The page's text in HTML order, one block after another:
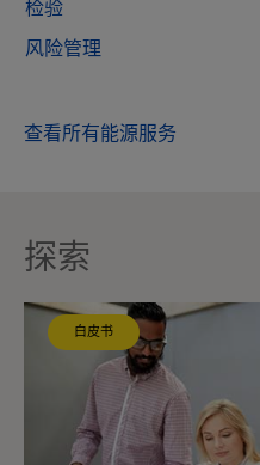
检验
风险管理
查看所有能源服务
探索
白皮书